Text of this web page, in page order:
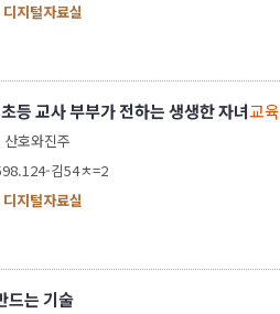
디지털자료실
등 교사 부부가 전하는 생생한 자녀교육
산호와진주
김54ㅊ=2
디지털자료실
드는 기술